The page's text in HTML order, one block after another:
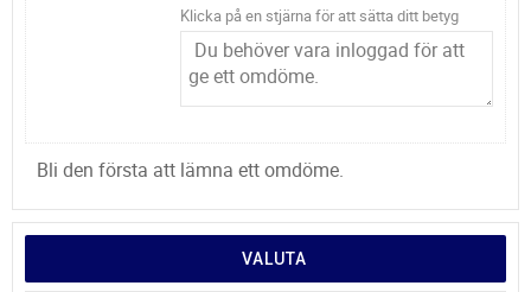
Klicka på en stjärna för att sätta ditt betyg
Bli den första att lämna ett omdöme.
VALUTA